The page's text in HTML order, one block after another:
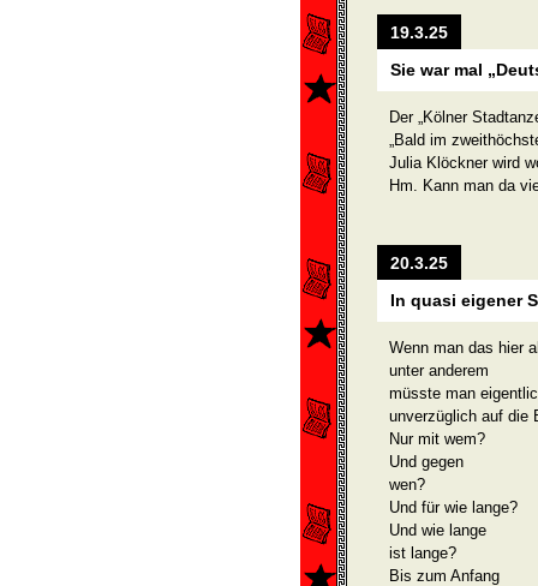
19.3.25
Sie war mal
Der „Kölner
„Bald im
Julia Klöckner wird
Hm. Kann man da
20.3.25
In quasi eigener
Wenn man das hier
unter anderem
müsste man
unverzüglich auf die
Nur mit wem?
Und gegen
wen?
Und für wie lange?
Und wie lange
ist lange?
Bis zum Anfang